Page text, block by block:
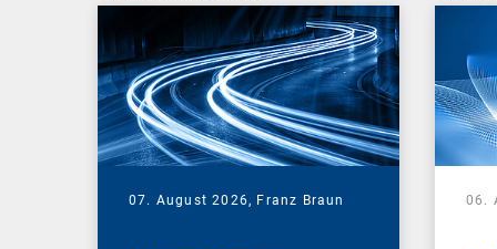
07. August 2026, Franz Braun 06.